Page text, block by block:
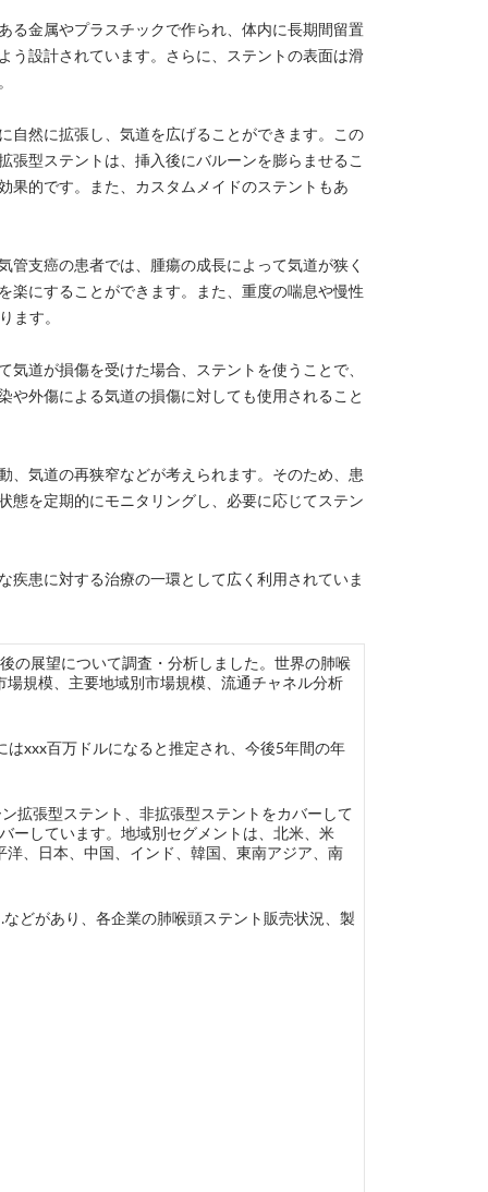
る金属やプラスチックで作られ、体内に長期間留置
う設計されています。さらに、ステントの表面は滑
自然に拡張し、気道を広げることができます。この
型ステントは、挿入後にバルーンを膨らませるこ
果的です。また、カスタムメイドのステントもあ
支癌の患者では、腫瘍の成長によって気道が狭く
楽にすることができます。また、重度の喘息や慢性
ます。
道が損傷を受けた場合、ステントを使うことで、
外傷による気道の損傷に対しても使用されること
、気道の再狭窄などが考えられます。そのため、患
態を定期的にモニタリングし、必要に応じてステン
患に対する治療の一環として広く利用されていま
の展望について調査・分析しました。世界の肺喉
規模、主要地域別市場規模、流通チャネル分析
xxx百万ドルになると推定され、今後5年間の年
拡張型ステント、非拡張型ステントをカバーして
ーしています。地域別セグメントは、北米、米
、日本、中国、インド、韓国、東南アジア、南
どがあり、各企業の肺喉頭ステント販売状況、製